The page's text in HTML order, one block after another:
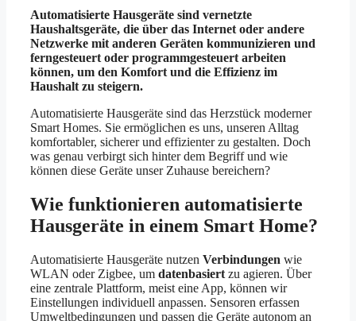
Automatisierte Hausgeräte sind vernetzte
Haushaltsgeräte, die über das Internet oder andere
Netzwerke mit anderen Geräten kommunizieren und
ferngesteuert oder programmgesteuert arbeiten
können, um den Komfort und die Effizienz im
Haushalt zu steigern.
Automatisierte Hausgeräte sind das Herzstück moderner
Smart Homes. Sie ermöglichen es uns, unseren Alltag
komfortabler, sicherer und effizienter zu gestalten. Doch
was genau verbirgt sich hinter dem Begriff und wie
können diese Geräte unser Zuhause bereichern?
Wie funktionieren automatisierte
Hausgeräte in einem Smart Home?
Automatisierte Hausgeräte nutzen Verbindungen wie
WLAN oder Zigbee, um datenbasiert zu agieren. Über
eine zentrale Plattform, meist eine App, können wir
Einstellungen individuell anpassen. Sensoren erfassen
Umweltbedingungen und passen die Geräte autonom an